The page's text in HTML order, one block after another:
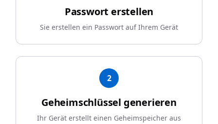
Passwort erstellen
Sie erstellen ein Passwort auf Ihrem Gerät
2
Geheimschlüssel generieren
Ihr Gerät erstellt einen Geheimspeicher aus